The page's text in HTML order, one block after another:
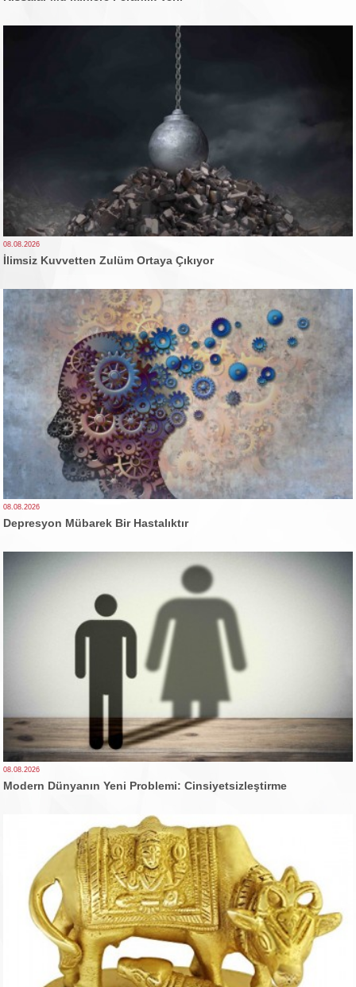
08.08.2026
İlimsiz Kuvvetten Zulüm Ortaya Çıkıyor
08.08.2026
Depresyon Mübarek Bir Hastalıktır
08.08.2026
Modern Dünyanın Yeni Problemi: Cinsiyetsizleştirme